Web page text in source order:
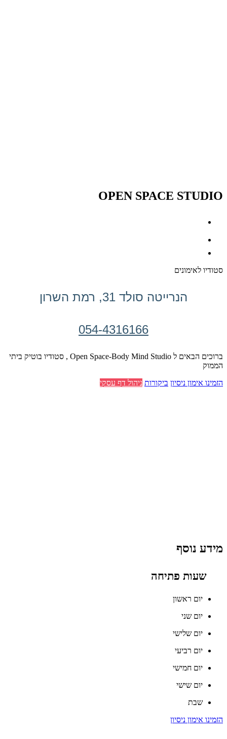
OPEN SPACE STUDIO
סטודיו לאימונים
הנרייטה סולד 31, רמת השרון
054-4316166
ברוכים הבאים ל Open Space-Body Mind Studio , סטודיו בוטיק ביתי
הממוק
הזמינו אימון ניסיון ביקורות ניהול דף עסקי
מידע נוסף
שעות פתיחה
יום ראשון
יום שני
יום שלישי
יום רביעי
יום חמישי
יום שישי
שבת
הזמינו אימון ניסיון